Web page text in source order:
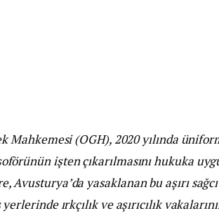
Mahkemesi (OGH), 2020 yılında
işten çıkarılmasını hukuka
Avusturya’da yasaklanan bu aşırı
ırkçılık ve aşırıcılık